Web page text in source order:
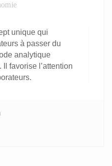
unique qui
à passer du
analytique
Il favorise l’attention